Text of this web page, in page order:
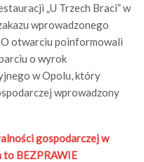
„U Trzech Braci” w
wprowadzonego
otwarciu poinformowali
o wyrok
w Opolu, który
wprowadzony
gospodarczej w
to BEZPRAWIE